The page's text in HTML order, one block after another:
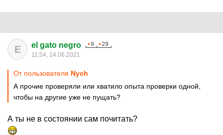
E el gato negro
11:54, 24.06.2021
От пользователя Nych
А прочие проверяли или хватило опыта проверки одной,
чтобы на другие уже не пущать?
А ты не в состоянии сам почитать?